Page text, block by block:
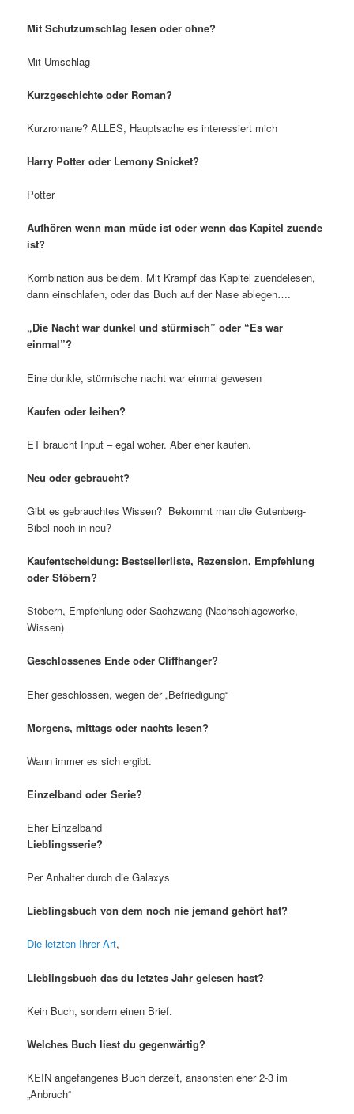
Mit Schutzumschlag lesen oder ohne?
Mit Umschlag
Kurzgeschichte oder Roman?
Kurzromane? ALLES, Hauptsache es interessiert mich
Harry Potter oder Lemony Snicket?
Potter
Aufhören wenn man müde ist oder wenn das Kapitel zuende
ist?
Kombination aus beidem. Mit Krampf das Kapitel zuendelesen,
dann einschlafen, oder das Buch auf der Nase ablegen….
„Die Nacht war dunkel und stürmisch” oder “Es war
einmal”?
Eine dunkle, stürmische nacht war einmal gewesen
Kaufen oder leihen?
ET braucht Input – egal woher. Aber eher kaufen.
Neu oder gebraucht?
Gibt es gebrauchtes Wissen? Bekommt man die Gutenberg-
Bibel noch in neu?
Kaufentscheidung: Bestsellerliste, Rezension, Empfehlung
oder Stöbern?
Stöbern, Empfehlung oder Sachzwang (Nachschlagewerke,
Wissen)
Geschlossenes Ende oder Cliffhanger?
Eher geschlossen, wegen der „Befriedigung“
Morgens, mittags oder nachts lesen?
Wann immer es sich ergibt.
Einzelband oder Serie?
Eher Einzelband
Lieblingsserie?
Per Anhalter durch die Galaxys
Lieblingsbuch von dem noch nie jemand gehört hat?
Die letzten Ihrer Art,
Lieblingsbuch das du letztes Jahr gelesen hast?
Kein Buch, sondern einen Brief.
Welches Buch liest du gegenwärtig?
KEIN angefangenes Buch derzeit, ansonsten eher 2-3 im
„Anbruch“